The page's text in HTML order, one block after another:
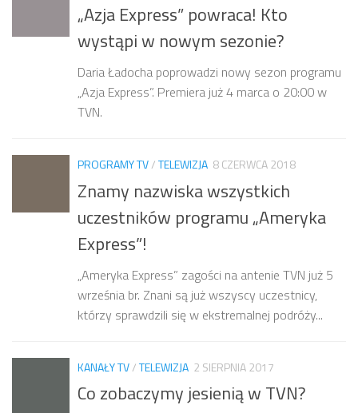
„Azja Express” powraca! Kto
wystąpi w nowym sezonie?
Daria Ładocha poprowadzi nowy sezon programu
„Azja Express”. Premiera już 4 marca o 20:00 w
TVN.
PROGRAMY TV/TELEWIZJA 8 CZERWCA 2018
Znamy nazwiska wszystkich
uczestników programu „Ameryka
Express”!
„Ameryka Express” zagości na antenie TVN już 5
września br. Znani są już wszyscy uczestnicy,
którzy sprawdzili się w ekstremalnej podróży...
KANAŁY TV/TELEWIZJA 2 SIERPNIA 2017
Co zobaczymy jesienią w TVN?